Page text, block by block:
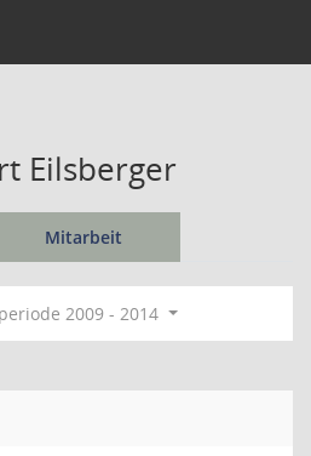
Eilsberger
Mitarbeit
2009 - 2014